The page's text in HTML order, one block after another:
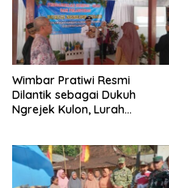
Wimbar Pratiwi Resmi
Dilantik sebagai Dukuh
Ngrejek Kulon, Lurah
Warga